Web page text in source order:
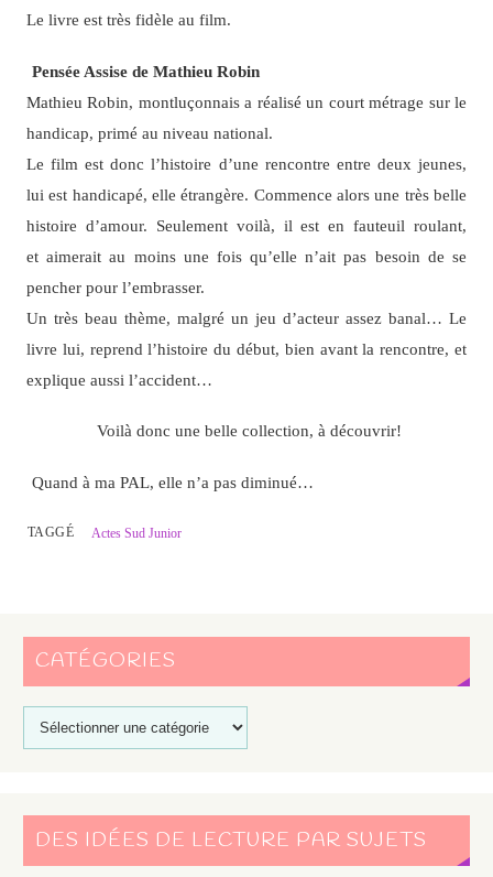
Le livre est très fidèle au film.
Pensée Assise de Mathieu Robin
Mathieu Robin, montluçonnais a réalisé un court métrage sur le
handicap, primé au niveau national.
Le film est donc l’histoire d’une rencontre entre deux jeunes,
lui est handicapé, elle étrangère. Commence alors une très belle
histoire d’amour. Seulement voilà, il est en fauteuil roulant,
et aimerait au moins une fois qu’elle n’ait pas besoin de se
pencher pour l’embrasser.
Un très beau thème, malgré un jeu d’acteur assez banal… Le
livre lui, reprend l’histoire du début, bien avant la rencontre, et
explique aussi l’accident…
Voilà donc une belle collection, à découvrir!
Quand à ma PAL, elle n’a pas diminué…
TAGGÉ Actes Sud Junior
CATÉGORIES
DES IDÉES DE LECTURE PAR SUJETS